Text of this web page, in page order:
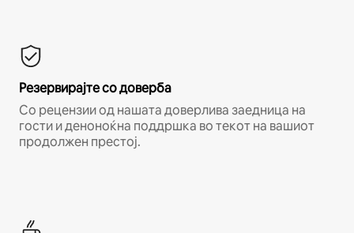
Резервирајте со доверба
Со рецензии од нашата доверлива заедница на
гости и деноноќна поддршка во текот на вашиот
продолжен престој.